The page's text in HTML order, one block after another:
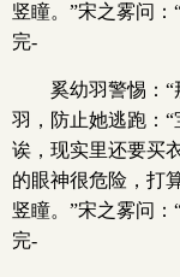
竖瞳。”宋之雾问
完-
奚幼羽警惕：
羽，防止她逃跑：
诶，现实里还要买
的眼神很危险，打
竖瞳。”宋之雾问
完-